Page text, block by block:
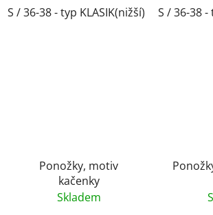
S / 36-38 - typ KLASIK(nižší) M / 39-41-
S / 36-38 -
Ponožky, motiv
kačenky
Skladem